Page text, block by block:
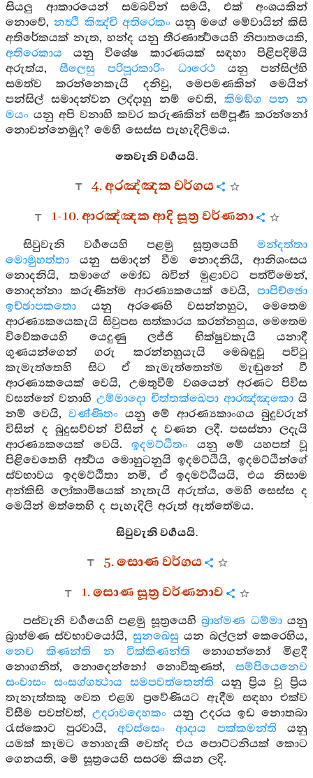
සියලු ආකාරයෙන් සමබවින් සමයි, එක් අංශයකින්
නොවේ,නත්‍ථි කිඤ්චි අතිරෙකංයනු මගේ මේවායින් කිසි
අතිරේකයක් නැත, හන්ද යනු තීරණාර්‍ත්‍ථයෙහි නිපාතයෙකි,
අතිරෙකාය යනු විශේෂ කාරණයක් සඳහා පිළිපදිමියි
අරුත්ය,සීලෙසු පරිපූරකාරිං ධාරෙථයනු පන්සිල්හි
සමත්ව කරන්නෙකැයි දනිවු, මෙපමණකින් මෙයින්
පන්සිල් සමාදන්වන ලද්දාහු නම් වෙති, කිමඞ්ග පන න
මයං යනු අපි වනාහි කවර කරුණකින් සම්පූර්‍ණ කරන්නෝ
නොවන්නෙමුද? මෙහි සෙස්ස පැහැදිලිමය.
තෙවැනි වර්‍ගයයි.
4. අරඤ්ඤක වර්ගය
1-10. ආරඤ්ඤක ආදි සූත්‍ර වර්ණනා
සිවුවැනි වර්‍ගයෙහි පළමු සූත්‍රයෙහි මන්දත්තා
මොමුහත්තා යනු සමාදන් වීම නොදනියි, ආනිශංසය
නොදනියි, තමාගේ මෝඩ බවින් මුළාවට පත්වීමෙන්,
නොදන්නා කරුණින්ම ආරණ්‍යකයෙක් වෙයි, පාපිච්ඡො
ඉච්ඡාපකතො යනු අරණෙහි වසන්නහුට, මෙතෙම
ආරණ්‍යකයෙකැයි සිවුපස සත්කාරය කරන්නහුය, මෙතෙම
විවේකයෙහි යෙදුණු ලජ්ජි භික්ෂුවකැයි යනාදී
ගුණයන්ගෙන් ගරු කරන්නහුයැයි මෙබඳුවූ පවිටු
කැමැත්තෙහි සිට ඒ කැමැත්තෙන්ම මැඬුනේ වී
ආරණ්‍යකයෙක් වෙයි, උමතුවීම් වශයෙන් අරණට පිවිස
වසන්නේ වනාහි උම්මාදො චිත්තක්ඛෙපා ආරඤ්ඤකො යි
නම් වෙයි, වණ්ණිතං යනු මේ ආරණ්‍යකාංගය බුදුවරුන්
විසින් ද බුදුසව්වන් විසින් ද වණන ලදී. පසස්නා ලදැයි
ආරණ්‍යකයෙක් වෙයි. ඉදමට්ඨිතං යනු මේ යහපත් වූ
පිළිවෙතෙහි අර්‍ත්‍ථය මොහුටනුයි ඉදමට්ඨියි, ඉදමට්ඨින්ගේ
ස්වභාවය ඉදමට්ඨිතා නමි, ඒ ඉදමට්ඨියයි, එය නිසාම
අන්කිසි ලෝකාමිෂයක් නැතැයි අරුත්ය, මෙහි සෙස්ස ද
මෙයින් මත්තෙහි ද පැහැදිලි අරුත් ඇත්තේමය.
සිවුවැනි වර්‍ගයයි.
5. සොණ වර්ගය
1. සොණ සූත්‍ර වර්ණනාව
පස්වැනි වර්‍ගයෙහි පළමු සූත්‍රයෙහිබ්‍රාහ්මණ ධම්මායනු
බ්‍රාහ්මණ ස්වභාවයෝයි, සුනඛෙසුයන බල්ලන් කෙරෙහිය,
නෙච කිණන්ති න වික්කිණන්ති නොගන්නෝ මිළදී
නොගනිත්, නොදෙන්නෝ නොවිකුණත්, සම්පියෙනෙව
සංවාසං සංසග්ගත්‍ථාය සමපවත්තෙන්ති යනු ප්‍රිය වූ ප්‍රිය
තැනැත්තකු වෙත එළඹ ප්‍රවේණියට ඇදීම සඳහා එක්ව
විසීම පවත්වත්,උදරාවදෙහකං යනු උදරය ඉඩ නොතබා
රැස්කොට පුරවායි, අවස්සෙං ආදාය පක්කමන්ති යනු
යමක් කෑමට නොහැකි වෙත්ද එය පොට්ටනියක් කොට
ගෙනයති, මේ සූත්‍රයෙහි සසරම කියන ලදි.